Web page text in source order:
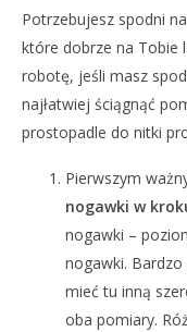
Potrzebujesz spodni
które dobrze na Tobie
robotę, jeśli masz
najłatwiej ściągnąć
prostopadle do nitki
Pierwszym
nogawki w
nogawki –
nogawki.
mieć tu inną
oba pomiary.